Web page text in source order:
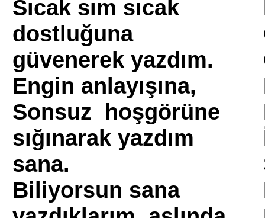
Sıcak sım sıcak
dostluğuna
güvenerek yazdım.
Engin anlayışına,
Sonsuz hoşgörüne
sığınarak yazdım
sana.
Biliyorsun sana